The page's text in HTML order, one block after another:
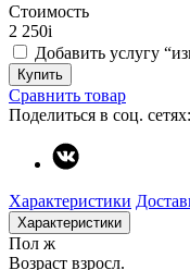
Стоимость
2 250i
Добавить услугу
Купить
Сравнить товар
Поделиться в соц. сетях:
Характеристики
Характеристики
Пол ж
Возраст взросл.